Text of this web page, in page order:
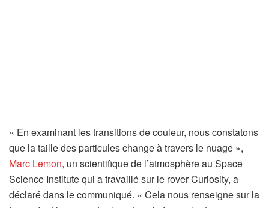
« En examinant les transitions de couleur, nous constatons
que la taille des particules change à travers le nuage »,
Marc Lemon(
s
’
, un scientifique de l’atmosphère au Space
Science Institute qui a travaillé sur le rover Curiosity, a
déclaré dans le communiqué. « Cela nous renseigne sur la